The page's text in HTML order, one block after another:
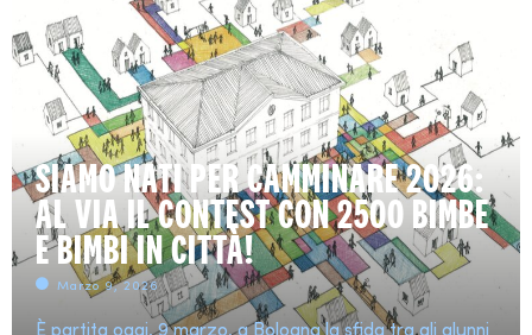
SIAMO NATI PER CAMMINARE 2026:
AL VIA IL CONTEST CON 2500 BIMBE
E BIMBI IN CITTÀ!
Marzo 9, 2026
È partita oggi, 9 marzo, a Bologna la sfida tra gli alunni